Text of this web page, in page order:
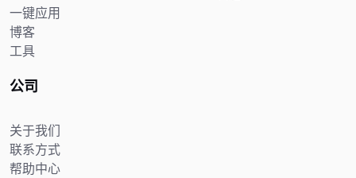
一键应用
博客
工具
公司
关于我们
联系方式
帮助中心